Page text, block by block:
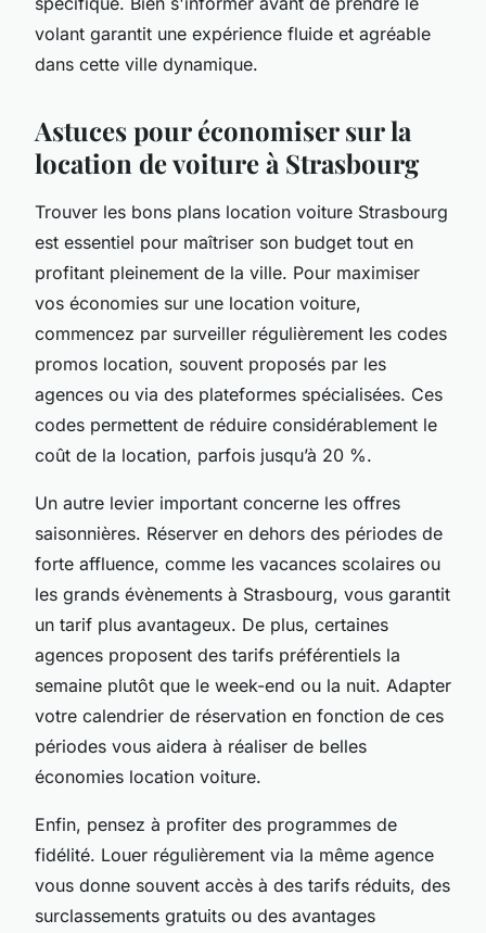
volant garantit une expérience fluide et agréable
dans cette ville dynamique.
Astuces pour économiser sur la
location de voiture à Strasbourg
Trouver les bons plans location voiture Strasbourg
est essentiel pour maîtriser son budget tout en
profitant pleinement de la ville. Pour maximiser
vos économies sur une location voiture,
commencez par surveiller régulièrement les codes
promos location, souvent proposés par les
agences ou via des plateformes spécialisées. Ces
codes permettent de réduire considérablement le
coût de la location, parfois jusqu’à 20 %.
Un autre levier important concerne les offres
saisonnières. Réserver en dehors des périodes de
forte affluence, comme les vacances scolaires ou
les grands évènements à Strasbourg, vous garantit
un tarif plus avantageux. De plus, certaines
agences proposent des tarifs préférentiels la
semaine plutôt que le week-end ou la nuit. Adapter
votre calendrier de réservation en fonction de ces
périodes vous aidera à réaliser de belles
économies location voiture.
Enfin, pensez à profiter des programmes de
fidélité. Louer régulièrement via la même agence
vous donne souvent accès à des tarifs réduits, des
surclassements gratuits ou des avantages